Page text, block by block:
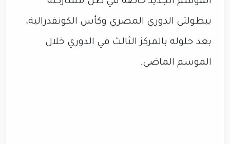
ببطولتي الدوري المصري وكأس الكونفدرالية،
بعد حلوله بالمركز الثالث في الدوري خلال
الموسم الماضي.